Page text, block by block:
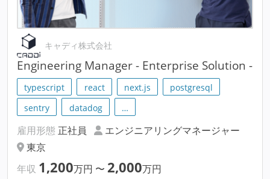
キャディ株式会社
Engineering Manager - Enterprise Solution -
typescript react next.js
postgresql
sentry
datadog …
雇用形態 正社員
エンジニアリングマネージャー
東京
年収 1,200万円 〜 2,000万円